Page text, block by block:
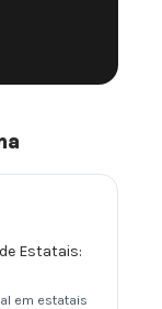
Estatais:
em estatais